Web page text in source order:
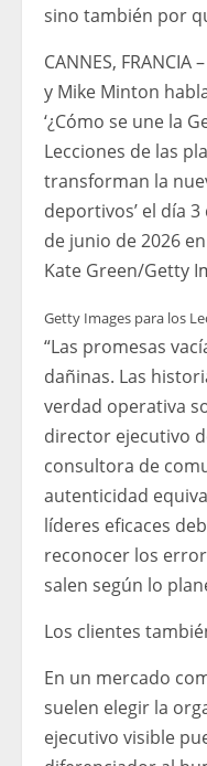
sino también por
CANNES, FRANCIA
y Mike Minton
‘¿Cómo se une la
Lecciones de las
transforman la
deportivos’ el día
de junio de 2026
Kate Green/Getty
Getty Images para los
“Las promesas
dañinas. Las
verdad operativa
director ejecutivo
consultora de
autenticidad
líderes eficaces
reconocer los
salen según lo
Los clientes
En un mercado
suelen elegir la
ejecutivo visible